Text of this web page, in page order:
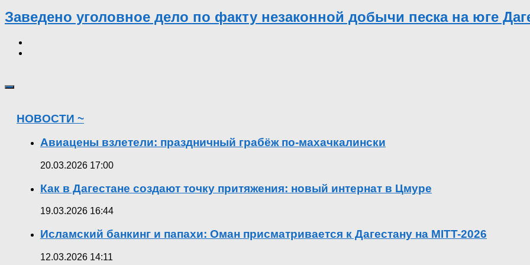
Заведено уголовное дело по факту незаконной добычи песка на юге
НОВОСТИ ~
Авиацены взлетели: праздничный грабёж по-махачкалински
20.03.2026 17:00
Как в Дагестане создают точку притяжения: новый интернат в Цмуре
19.03.2026 16:44
Исламский банкинг и папахи: Оман присматривается к Дагестану на MITT-2026
12.03.2026 14:11